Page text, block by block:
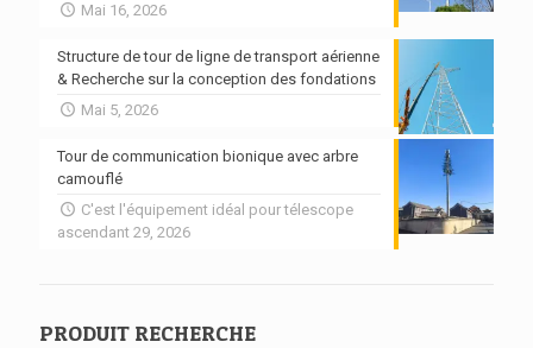
Mai 16, 2026
Structure de tour de ligne de transport aérienne
& Recherche sur la conception des fondations
Mai 5, 2026
Tour de communication bionique avec arbre
camouflé
C'est l'équipement idéal pour télescope
ascendant 29, 2026
PRODUIT RECHERCHE